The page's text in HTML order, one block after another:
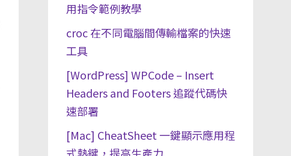
用指令範例教學
croc 在不同電腦間傳輸檔案的快速
工具
[WordPress] WPCode – Insert
Headers and Footers 追蹤代碼快
速部署
[Mac] CheatSheet 一鍵顯示應用程